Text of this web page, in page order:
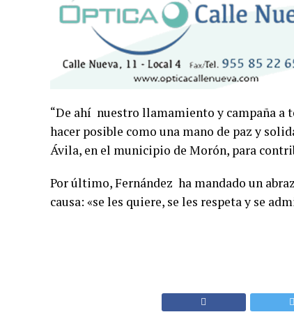
“De ahí nuestro llamamiento y campaña
hacer posible como una mano de paz y
Ávila, en el municipio de Morón, para
Por último, Fernández ha mandado un
causa: «se les quiere, se les respeta y se